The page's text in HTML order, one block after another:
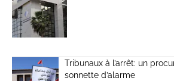
Tribunaux à l’arrêt: un
sonnette d’alarme